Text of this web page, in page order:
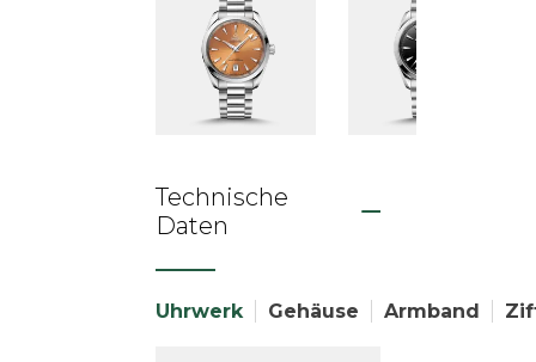
Technische
Daten
Uhrwerk Gehäuse Armband